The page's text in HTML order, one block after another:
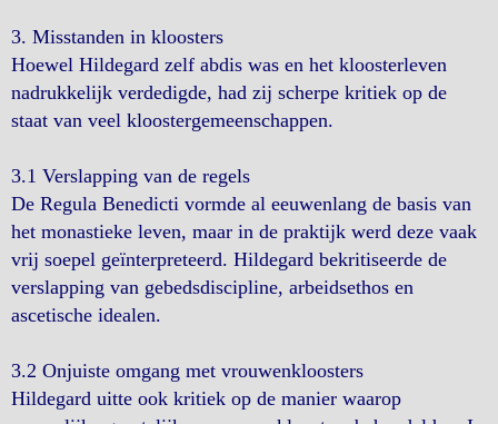
3. Misstanden in kloosters
Hoewel Hildegard zelf abdis was en het kloosterleven
nadrukkelijk verdedigde, had zij scherpe kritiek op de
staat van veel kloostergemeenschappen.
3.1 Verslapping van de regels
De Regula Benedicti vormde al eeuwenlang de basis van
het monastieke leven, maar in de praktijk werd deze vaak
vrij soepel geïnterpreteerd. Hildegard bekritiseerde de
verslapping van gebedsdiscipline, arbeidsethos en
ascetische idealen.
3.2 Onjuiste omgang met vrouwenkloosters
Hildegard uitte ook kritiek op de manier waarop